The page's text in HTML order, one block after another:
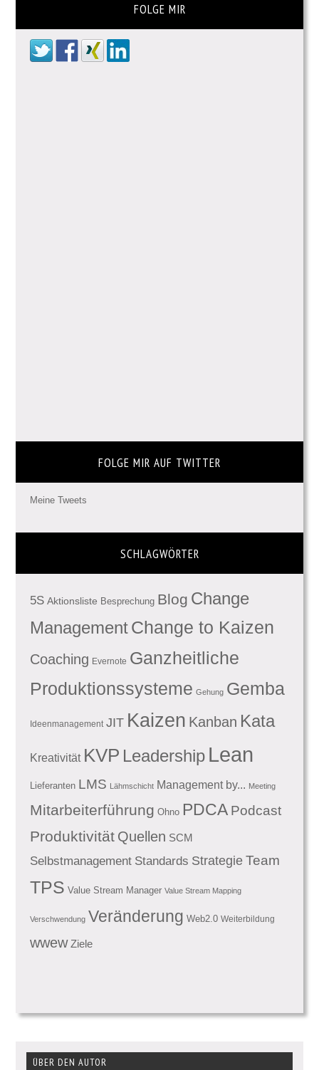
FOLGE MIR
FOLGE MIR AUF TWITTER
Meine Tweets
SCHLAGWÖRTER
5S Aktionsliste Besprechung Blog Change
ManagementChange to Kaizen
Coaching Evernote Ganzheitliche
Produktionssysteme Gehung Gemba
Ideenmanagement JIT Kaizen Kanban Kata
Kreativität KVP Leadership Lean
Lieferanten LMS Lähmschicht Management by... Meeting
Mitarbeiterführung Ohno PDCA Podcast
Produktivität Quellen SCM
Selbstmanagement Standards Strategie Team
TPS Value Stream Manager Value Stream Mapping
Verschwendung Veränderung Web2.0 Weiterbildung
wwew Ziele
ÜBER DEN AUTOR